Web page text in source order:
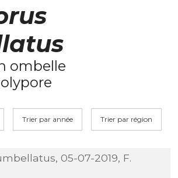
ombelle
Trier par année Trier par région
05-07-2019, F.